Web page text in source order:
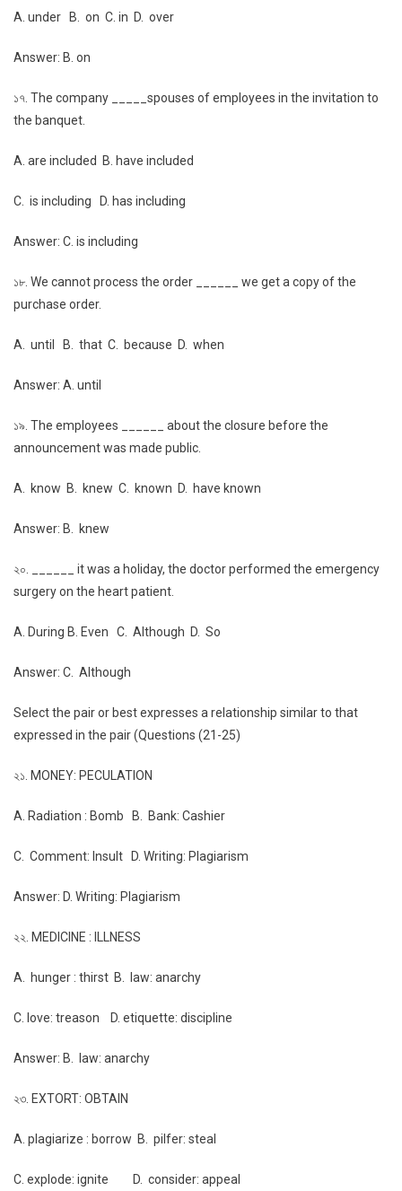
A. under B. on C. in D. over
Answer: B. on
১৭. The company _____spouses of employees in the invitation to
the banquet.
A. are included B. have included
C. is including D. has including
Answer: C. is including
১৮. We cannot process the order ______ we get a copy of the
purchase order.
A. until B. that C. because D. when
Answer: A. until
১৯. The employees ______ about the closure before the
announcement was made public.
A. know B. knew C. known D. have known
Answer: B. knew
২০. ______ it was a holiday, the doctor performed the emergency
surgery on the heart patient.
A. During B. Even C. Although D. So
Answer: C. Although
Select the pair or best expresses a relationship similar to that
expressed in the pair (Questions (21-25)
২১. MONEY: PECULATION
A. Radiation : Bomb B. Bank: Cashier
C. Comment: Insult D. Writing: Plagiarism
Answer: D. Writing: Plagiarism
২২. MEDICINE : ILLNESS
A. hunger : thirst B. law: anarchy
C. love: treason D. etiquette: discipline
Answer: B. law: anarchy
২৩. EXTORT: OBTAIN
A. plagiarize : borrow B. pilfer: steal
C. explode: ignite D. consider: appeal